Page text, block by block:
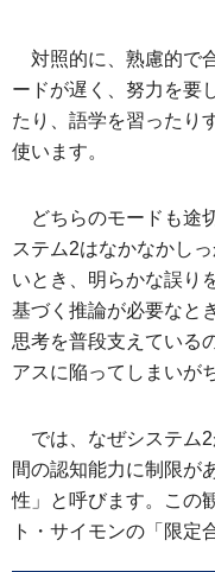
対照的に、熟慮的で
ードが遅く、努力を要
たり、語学を習ったり
使います。
どちらのモードも途
ステム2はなかなかし
いとき、明らかな誤り
基づく推論が必要なと
思考を普段支えている
アスに陥ってしまいが
では、なぜシステム
間の認知能力に制限が
性」と呼びます。この
ト・サイモンの「限定